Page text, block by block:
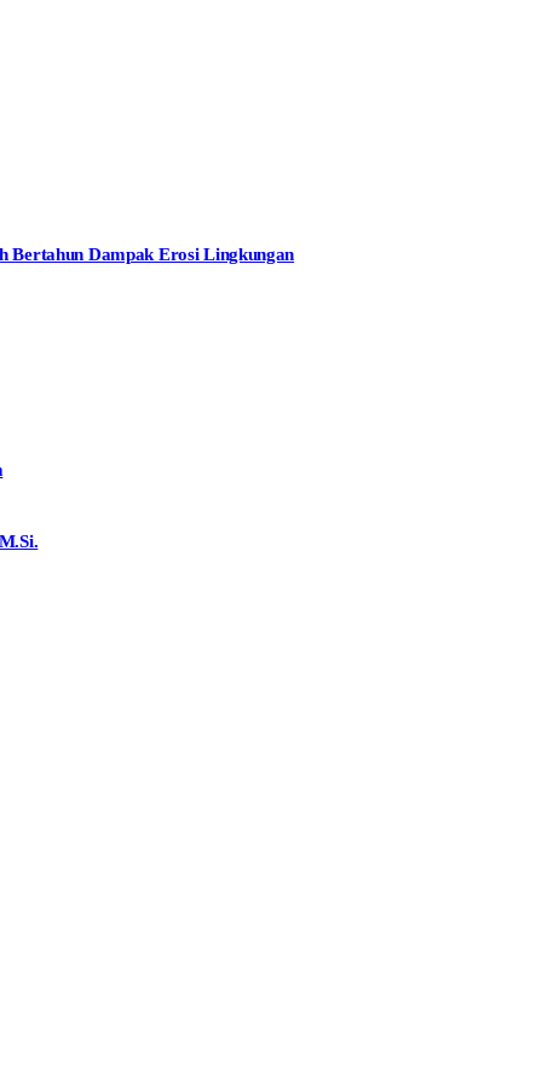
Bertahun Dampak Erosi Lingkungan